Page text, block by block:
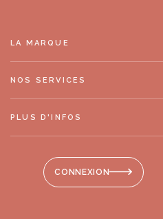
CONNEXION
LA MARQUE
NOS SERVICES
PLUS D'INFOS